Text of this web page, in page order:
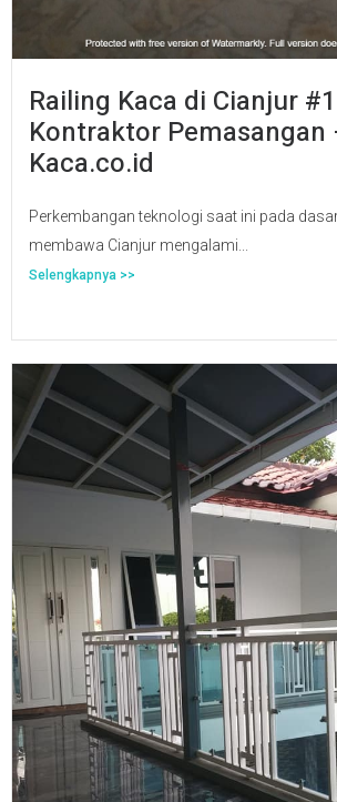
Railing Kaca di Cianjur
Kontraktor Pemasangan
Kaca.co.id
Perkembangan teknologi saat ini pada
membawa Cianjur mengalami...
Selengkapnya >>